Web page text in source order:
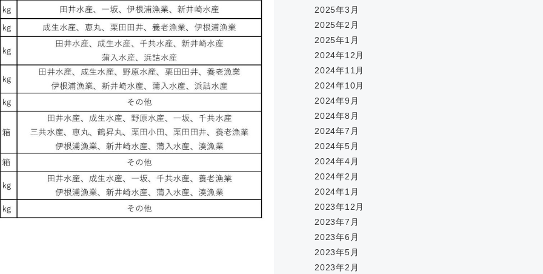
2025年3月
2025年2月
2025年1月
2024年12月
2024年11月
2024年10月
2024年9月
2024年8月
2024年7月
2024年5月
2024年4月
2024年2月
2024年1月
2023年12月
2023年7月
2023年6月
2023年5月
2023年2月